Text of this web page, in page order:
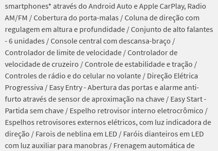
smartphones* através do Android Auto e Apple CarPlay, Radio
AM/FM / Cobertura do porta-malas / Coluna de direção com
regulagem em altura e profundidade / Conjunto de alto falantes
- 6 unidades / Console central com descansa-braço /
Controlador de limite de velocidade / Controlador de
velocidade de cruzeiro / Controle de estabilidade e tração /
Controles de rádio e do celular no volante / Direção Elétrica
Progressiva / Easy Entry - Abertura das portas e alarme anti-
furto através de sensor de aproximação na chave / Easy Start -
Partida sem chave / Espelho retrovisor interno eletrocrômico /
Espelhos retrovisores externos elétricos, com luz indicadora de
direção / Farois de neblina em LED / Faróis dianteiros em LED
com luz auxiliar para manobras / Frenagem automática de